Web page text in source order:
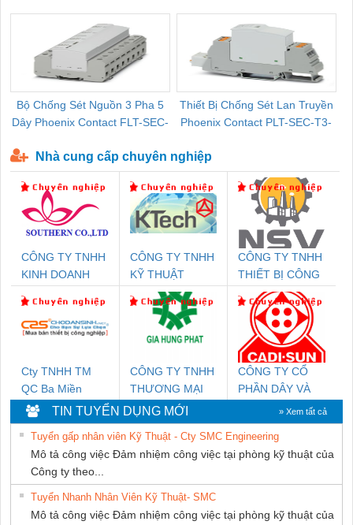
Bộ Chống Sét Nguồn 3 Pha 5
Dây Phoenix Contact FLT-SEC-
Thiết Bị Chống Sét Lan Truyền
Phoenix Contact PLT-SEC-T3-
Nhà cung cấp chuyên nghiệp
CÔNG TY TNHH
KINH DOANH
PHƯƠNG NAM
CÔNG TY TNHH
KỸ THUẬT
KTECH VIỆT
NAM
CÔNG TY TNHH
THIẾT BỊ CÔNG
NGHIỆP NIHON
SETSUBI VIỆT
NAM
Cty TNHH TM
QC Ba Miền
CÔNG TY TNHH
THƯƠNG MẠI
DỊCH VỤ KỸ
THUẬT ĐIỆN CƠ
GIA HƯNG
PHÁT
CÔNG TY CỔ
PHẦN DÂY VÀ
CÁP ĐIỆN
THƯỢNG ĐÌNH
TIN TUYỂN DỤNG MỚI » Xem tất cả
Tuyển gấp nhân viên Kỹ Thuật - Cty SMC Engineering
Mô tả công việc Đảm nhiệm công việc tại phòng kỹ thuật của
Công ty theo...
Tuyển Nhanh Nhân Viên Kỹ Thuật- SMC
Mô tả công việc Đảm nhiệm công việc tại phòng kỹ thuật của